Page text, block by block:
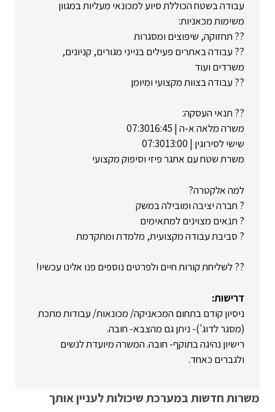
עבודה בשטח הכוללת סיוע למכונאי מעליות במגוון
משימות מכאניות:
?? תחזוקה, שיפוצים ומסגרות
?? עבודה באתרים פעילים בנייני מגורים, קניונים,
משרדים ועוד
?? עבודה בצוות מקצועי ומיומן
?? תנאי העסקה:
משרה מלאה א-ה | 07:3016:45
שישי לסירוגין | 07:3013:00
משרת שטח עם אתגר פיזי וסיפוק מקצועי
למה אלקטרה?
? חברה יציבה ומובילה במשק
? תנאים מצוינים למתאימים
? סביבת עבודה מקצועית, מלמדת ומתקדמת
?? לשליחת קורות חיים ולפרטים נוספים פנו אלינו עכשיו!
דרישות:
ניסיון קודם בתחום המכאניקה/ מכונאות/ עבודות מתכת
(מסגר לדוג')- ניתן גם מהצבא- חובה.
רישיון נהיגה בתוקף- חובה. המשרה מיועדת לנשים
ולגברים כאחד.
משרות חדשות במערכת שיכולות לעניין אותך